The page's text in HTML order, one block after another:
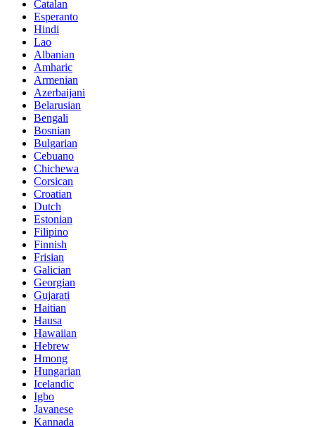
Catalan
Esperanto
Hindi
Lao
Albanian
Amharic
Armenian
Azerbaijani
Belarusian
Bengali
Bosnian
Bulgarian
Cebuano
Chichewa
Corsican
Croatian
Dutch
Estonian
Filipino
Finnish
Frisian
Galician
Georgian
Gujarati
Haitian
Hausa
Hawaiian
Hebrew
Hmong
Hungarian
Icelandic
Igbo
Javanese
Kannada